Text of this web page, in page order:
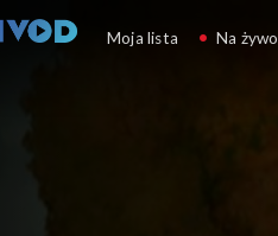
Moja lista Na żywo